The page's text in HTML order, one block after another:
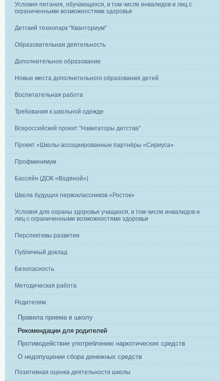
Условия питания, обучающихся, в том числе инвалидов и лиц с
ограниченными возможностями здоровья
Детский технопарк "Кванториум"
Образовательная деятельность
Дополнительное образование
Новые места дополнительного образования детей
Воспитательная работа
Требования к школьной одежде
Всероссийский проект "Навигаторы детства"
Проект «Школы-ассоциированные партнёры «Сириуса»
Профминимум
Бассейн (ДОК «Водяной»)
Школа будущих первоклассников «Росток»
Условия для охраны здоровья учащихся, в том числе инвалидов и
лиц с ограниченными возможностями здоровья
Перспективы развития
Публичный доклад
Безопасность
Методическая работа
Родителям
Правила приема в школу
Рекомендации для родителей
Противодействие употреблению наркотических средств
О недопущении сбора денежных средств
Позитивная оценка деятельности школы